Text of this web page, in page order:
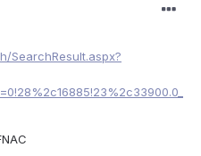
SearchResult.aspx?